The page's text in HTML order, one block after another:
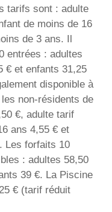
tarifs sont : adulte
de moins de 16
de 3 ans. Il
entrées : adultes
€ et enfants 31,25
disponible à
non-résidents de
€, adulte tarif
ans 4,55 € et
Les forfaits 10
: adultes 58,50
39 €. La Piscine
€ (tarif réduit